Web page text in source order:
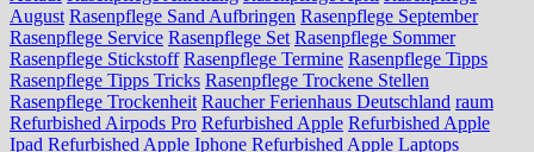
August Rasenpflege Sand Aufbringen Rasenpflege September
Rasenpflege Service Rasenpflege Set Rasenpflege Sommer
Rasenpflege Stickstoff Rasenpflege Termine Rasenpflege Tipps
Rasenpflege Tipps Tricks Rasenpflege Trockene Stellen
Rasenpflege Trockenheit Raucher Ferienhaus Deutschland raum
Refurbished Airpods Pro Refurbished Apple Refurbished Apple
Ipad Refurbished Apple Iphone Refurbished Apple Laptops